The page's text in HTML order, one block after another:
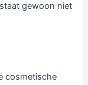
gewoon niet
cosmetische